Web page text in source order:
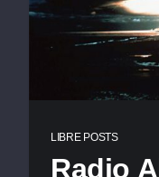
LIBRE POSTS
Radio